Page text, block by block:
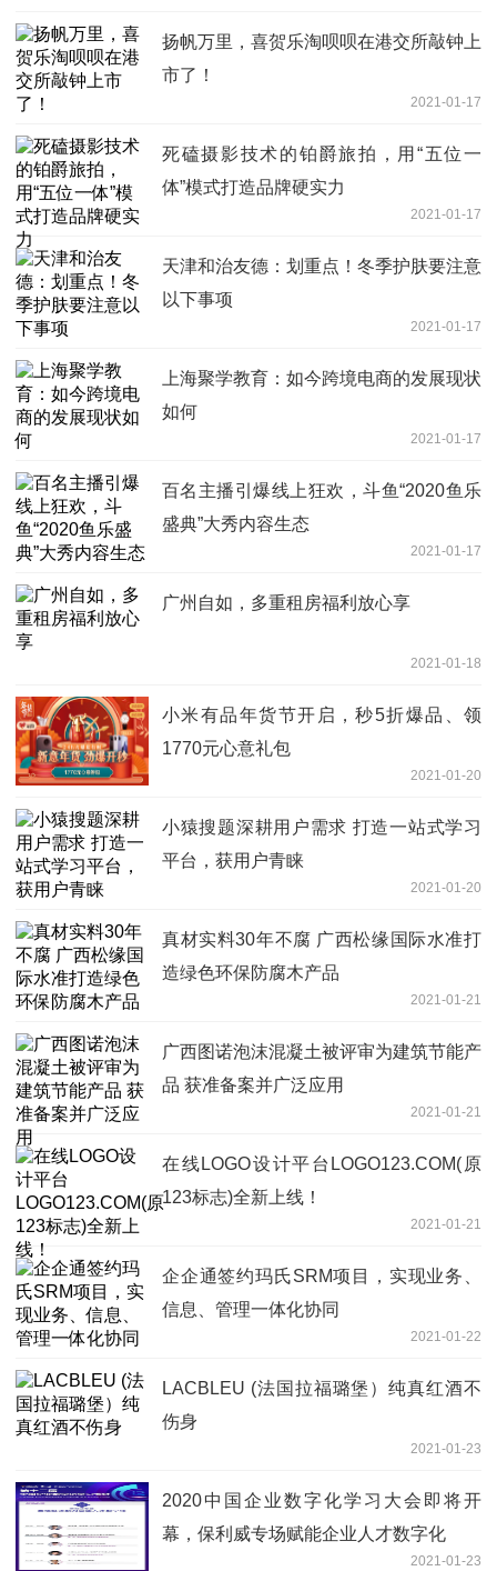
扬帆万里，喜贺乐淘呗呗在港交所敲钟上
市了！
2021-01-17
死磕摄影技术的铂爵旅拍，用“五位一
体”模式打造品牌硬实力
2021-01-17
天津和治友德：划重点！冬季护肤要注意
以下事项
2021-01-17
上海聚学教育：如今跨境电商的发展现状
如何
2021-01-17
百名主播引爆线上狂欢，斗鱼“2020鱼乐
盛典”大秀内容生态
2021-01-17
广州自如，多重租房福利放心享
2021-01-18
小米有品年货节开启，秒5折爆品、领
1770元心意礼包
2021-01-20
小猿搜题深耕用户需求 打造一站式学习
平台，获用户青睐
2021-01-20
真材实料30年不腐 广西松缘国际水准打
造绿色环保防腐木产品
2021-01-21
广西图诺泡沫混凝土被评审为建筑节能产
品 获准备案并广泛应用
2021-01-21
在线LOGO设计平台LOGO123.COM(原
123标志)全新上线！
2021-01-21
企企通签约玛氏SRM项目，实现业务、
信息、管理一体化协同
2021-01-22
LACBLEU (法国拉福璐堡）纯真红酒不
伤身
2021-01-23
2020中国企业数字化学习大会即将开
幕，保利威专场赋能企业人才数字化
2021-01-23